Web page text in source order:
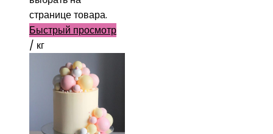
странице товара.
Быстрый просмотр
/ кг